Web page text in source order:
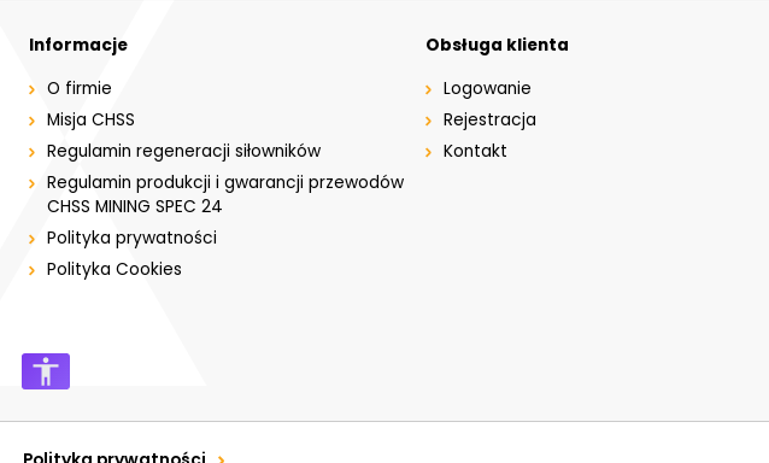
Informacje
O firmie
Misja CHSS
Regulamin regeneracji siłowników
Regulamin produkcji i gwarancji przewodów
CHSS MINING SPEC 24
Polityka prywatności
Polityka Cookies
Obsługa klienta
Logowanie
Rejestracja
Kontakt